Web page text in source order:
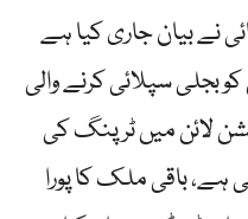
نے بیان جاری کیا ہے
بجلی سپلائی کرنے والی
1 اور 2 ٹرانسمیشن لائن میں ٹرپنگ کی
ہے، باقی ملک کا پورا